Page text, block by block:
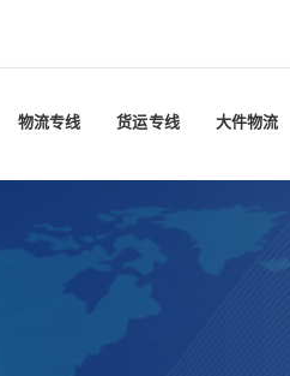
物流专线 货运专线 大件物流